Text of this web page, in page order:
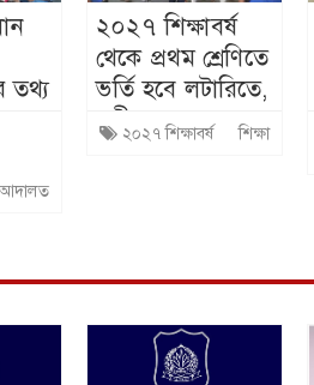
তথ্য
২০২৭ শিক্ষাবর্ষ
থেকে প্রথম শ্রেণিতে
ভর্তি হবে লটারিতে,
পরীক্ষা নয়
২০২৭ শিক্ষাবর্ষ শিক্ষা